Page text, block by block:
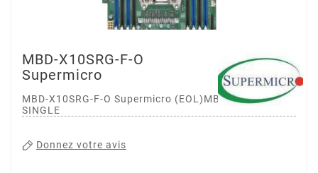
MBD-X10SRG-F-O
Supermicro
MBD-X10SRG-F-O Supermicro (EOL)MB -X10SRG-F-
SINGLE
Donnez votre avis